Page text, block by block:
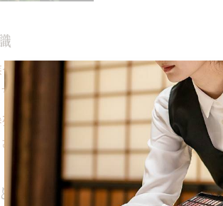
葬儀の流れで押さえるべ
通夜準備で戸惑わないた
突然の訃報時に家族が行
葬儀の流れで役立つ事前
通夜の段取りが迷わず進むポ
通夜の段取り進行手順一
喪主が慌てずに対応するための基本
ナーや段取りを知ることが重要です。
者への案内の仕方など細かなポイン
えた上で、家族の希望や故人の意向